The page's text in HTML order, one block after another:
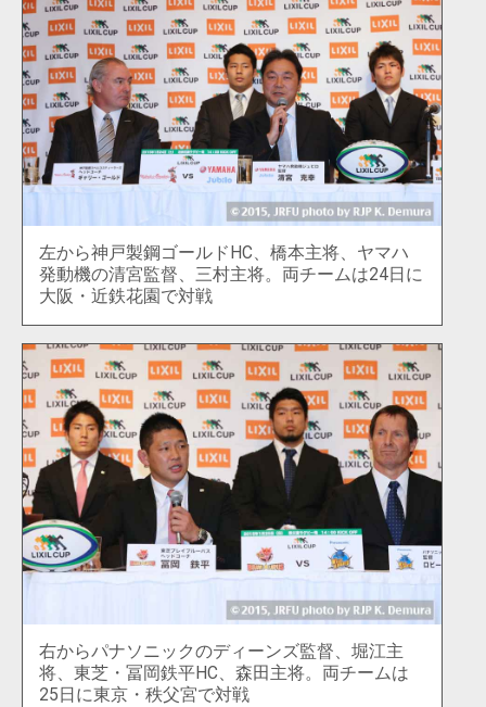
左から神戸製鋼ゴールドHC、橋本主将、ヤマハ
発動機の清宮監督、三村主将。両チームは24日に
大阪・近鉄花園で対戦
右からパナソニックのディーンズ監督、堀江主
将、東芝・冨岡鉄平HC、森田主将。両チームは
25日に東京・秩父宮で対戦